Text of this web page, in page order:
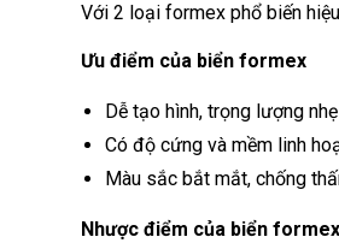
Với 2 loại formex phổ biến
Ưu điểm của biển formex
Dễ tạo hình, trọng lượng
Có độ cứng và mềm linh
Màu sắc bắt mắt, chống
Nhược điểm của biển formex